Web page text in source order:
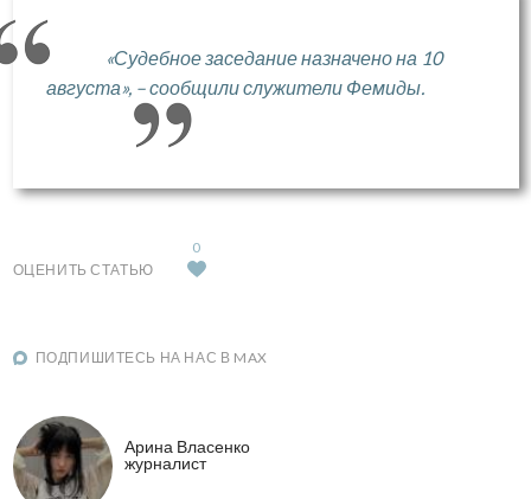
«Судебное заседание назначено на 10
августа», – сообщили служители Фемиды.
ОЦЕНИТЬ СТАТЬЮ
0
ПОДПИШИТЕСЬ НА НАС В MAX
Арина Власенко
журналист